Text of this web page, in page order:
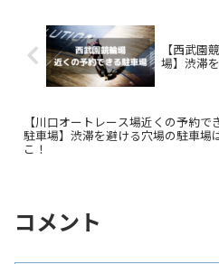
【西武園
場】渋滞
【川口オートレース場近くの予約で
駐車場】渋滞を避ける穴場の駐車場
こ！
コメント